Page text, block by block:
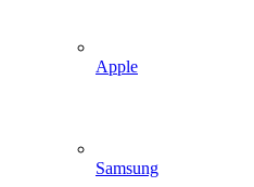
Apple
Samsung